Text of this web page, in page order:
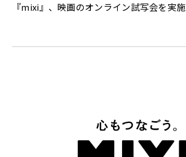
『mixi』、映画のオンライン試写会を実施